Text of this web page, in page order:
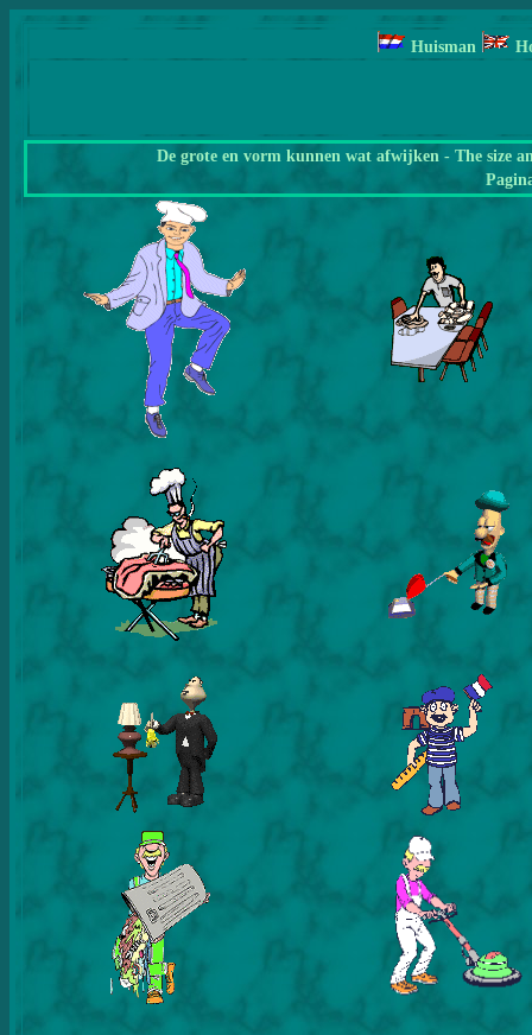
Huisman
De grote en vorm kunnen wat afwijken - The size